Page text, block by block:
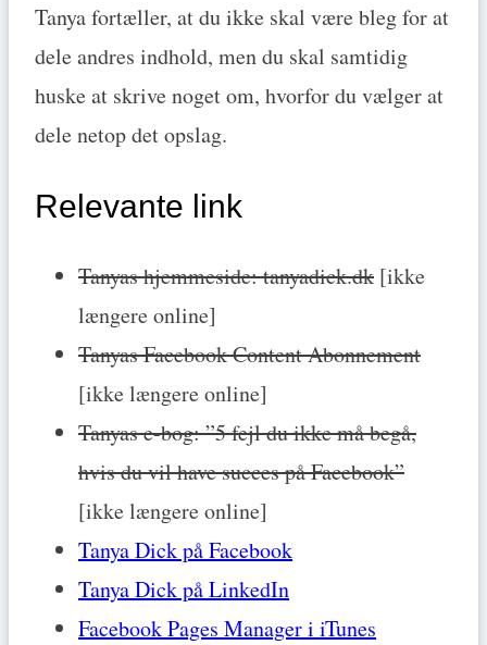
Tanya fortæller, at du ikke skal være bleg for at
dele andres indhold, men du skal samtidig
huske at skrive noget om, hvorfor du vælger at
dele netop det opslag.
Relevante link
Tanyas hjemmeside: tanyadick.dk [ikke
længere online]
Tanyas Facebook Content Abonnement
[ikke længere online]
Tanyas e-bog: ”5 fejl du ikke må begå,
hvis du vil have succes på Facebook”
[ikke længere online]
Tanya Dick på Facebook
Tanya Dick på LinkedIn
Facebook Pages Manager i iTunes